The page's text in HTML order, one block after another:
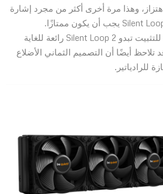
وهذا مرة أخرى أكثر من مجرد إشارة
عندما يتم تجميعها وجاهزة للتثبيت تبدو Silent Loop 2 رائعة للغاية
تلاحظ أيضًا أن التصميم الثماني الأضلاع
للرادياتير.